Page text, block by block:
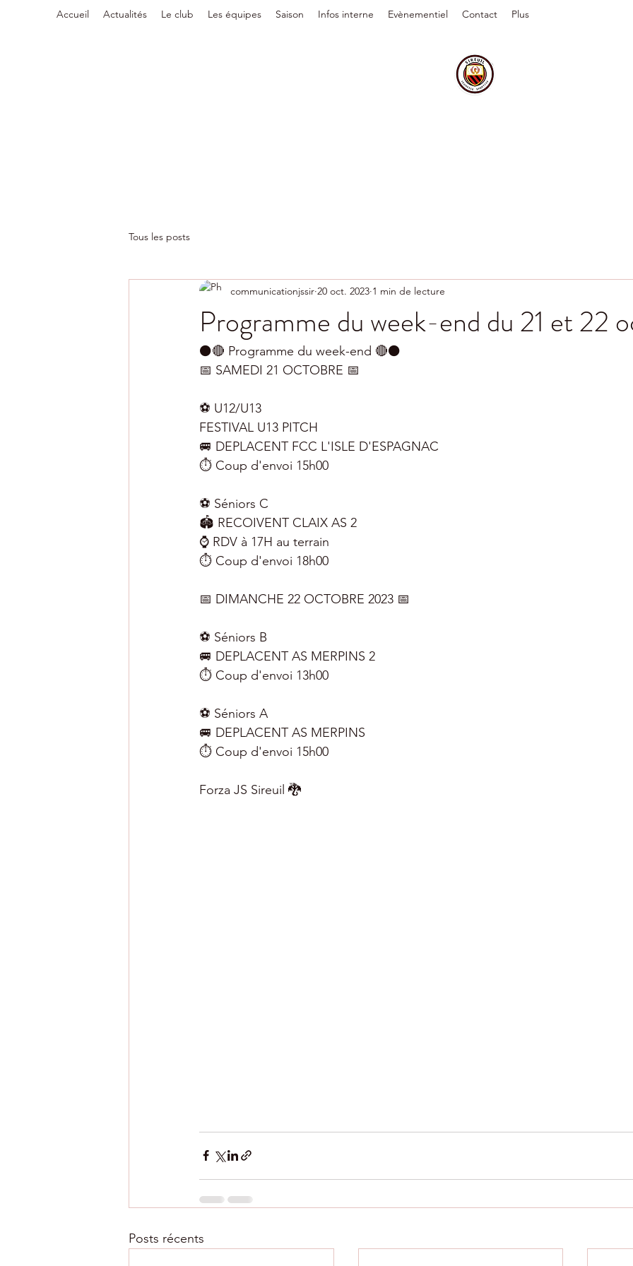
Accueil Actualités Le club Les équipes Saison Infos interne Evènementiel Contact Plus
Tous les posts
Programme du week-end du 21 et 22
communicationjssir 20 oct. 2023 1 min de lecture
⚫️🔴 Programme du week-end 🔴⚫️
📅 SAMEDI 21 OCTOBRE 📅
⚽️ U12/U13
FESTIVAL U13 PITCH
🚐 DEPLACENT FCC L'ISLE D'ESPAGNAC
⏱ Coup d'envoi 15h00
⚽️ Séniors C
🏟 RECOIVENT CLAIX AS 2
⌚️ RDV à 17H au terrain
⏱ Coup d'envoi 18h00
📅 DIMANCHE 22 OCTOBRE 2023 📅
⚽️ Séniors B
🚐 DEPLACENT AS MERPINS 2
⏱ Coup d'envoi 13h00
⚽️ Séniors A
🚐 DEPLACENT AS MERPINS
⏱ Coup d'envoi 15h00
Forza JS Sireuil 🐉
Posts récents